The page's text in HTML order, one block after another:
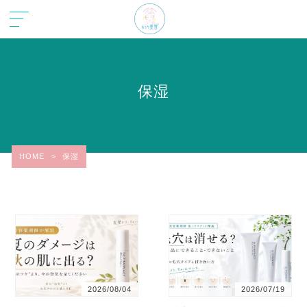
保湿
HOME > 保湿
2026/08/04 2026/07/19